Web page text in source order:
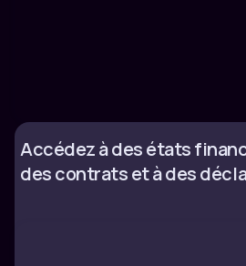
Accédez à des états
des contrats et à des